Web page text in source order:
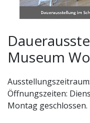
Museum
Öffnungszeiten:
Montag geschlossen.